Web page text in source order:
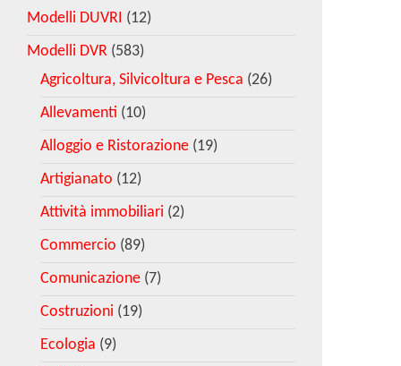
Modelli DUVRI (12)
Modelli DVR (583)
Agricoltura, Silvicoltura e Pesca (26)
Allevamenti (10)
Alloggio e Ristorazione (19)
Artigianato (12)
Attività immobiliari (2)
Commercio (89)
Comunicazione (7)
Costruzioni (19)
Ecologia (9)